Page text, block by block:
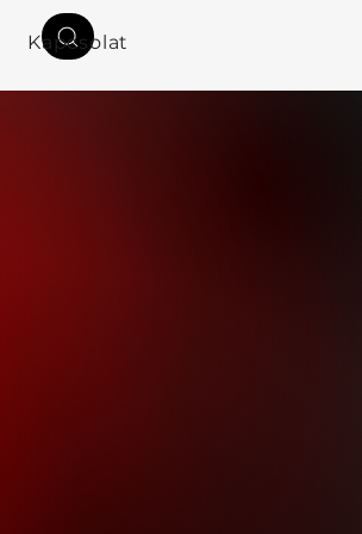
Kapcsolat